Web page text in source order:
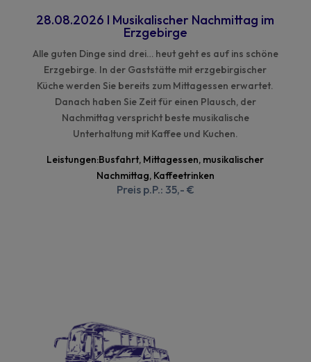
28.08.2026 I Musikalischer Nachmittag im
Erzgebirge
Alle guten Dinge sind drei… heut geht es auf ins schöne
Erzgebirge. In der Gaststätte mit erzgebirgischer
Küche werden Sie bereits zum Mittagessen erwartet.
Danach haben Sie Zeit für einen Plausch, der
Nachmittag verspricht beste musikalische
Unterhaltung mit Kaffee und Kuchen.
Leistungen:Busfahrt, Mittagessen, musikalischer
Nachmittag, Kaffeetrinken
Preis p.P.: 35,- €